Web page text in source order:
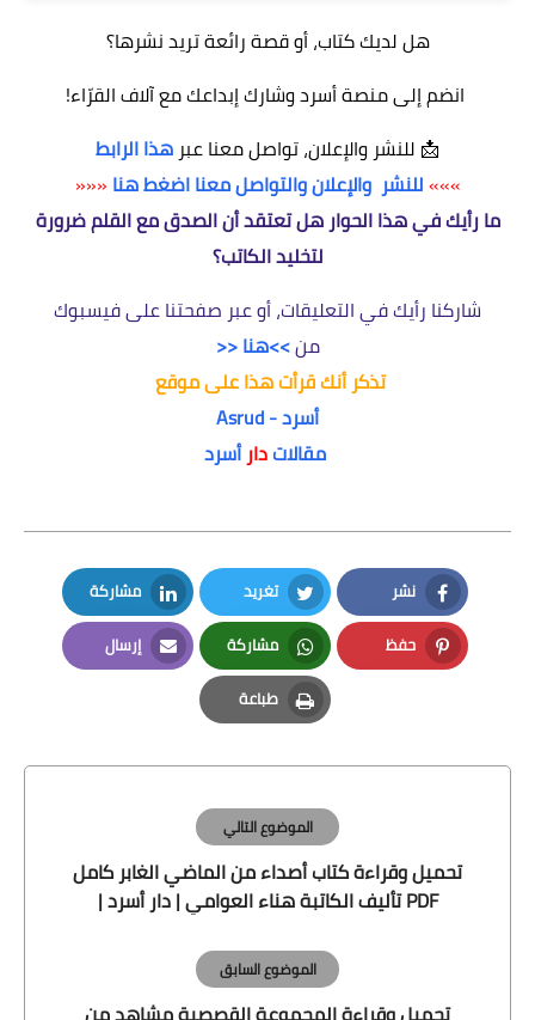
هل لديك كتاب، أو قصة رائعة تريد نشرها؟
انضم إلى منصةأسردوشارك إبداعك مع آلاف القرّاء!
📩 للنشر والإعلان، تواصل معنا عبر هذا الرابط
»»»للنشر والإعلان والتواصل معنا اضغط هنا «««
ما رأيك في هذا الحوار هل تعتقد أن الصدق مع القلم ضرورة
لتخليد الكاتب؟
شاركنا رأيك في التعليقات، أو عبر صفحتنا على فيسبوك
من>>هنا <<
تذكر أنك قرأت هذا على موقع
أسرد - Asrud
مقالاتدارأسرد
نشر
Facebook
تغريد
Twitter
مشاركة
LinkedIn
حفظ
Pinterest
مشاركة
Whatsapp
إرسال
Email
طباعة
Print
الموضوع التالي
تحميل وقراءة كتاب أصداء من الماضي الغابر كامل
PDF تأليف الكاتبة هناء العوامي | دار أسرد |
الموضوع السابق